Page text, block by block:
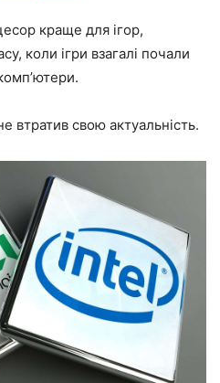
краще для ігор,
коли ігри взагалі почали
втратив свою актуальність.